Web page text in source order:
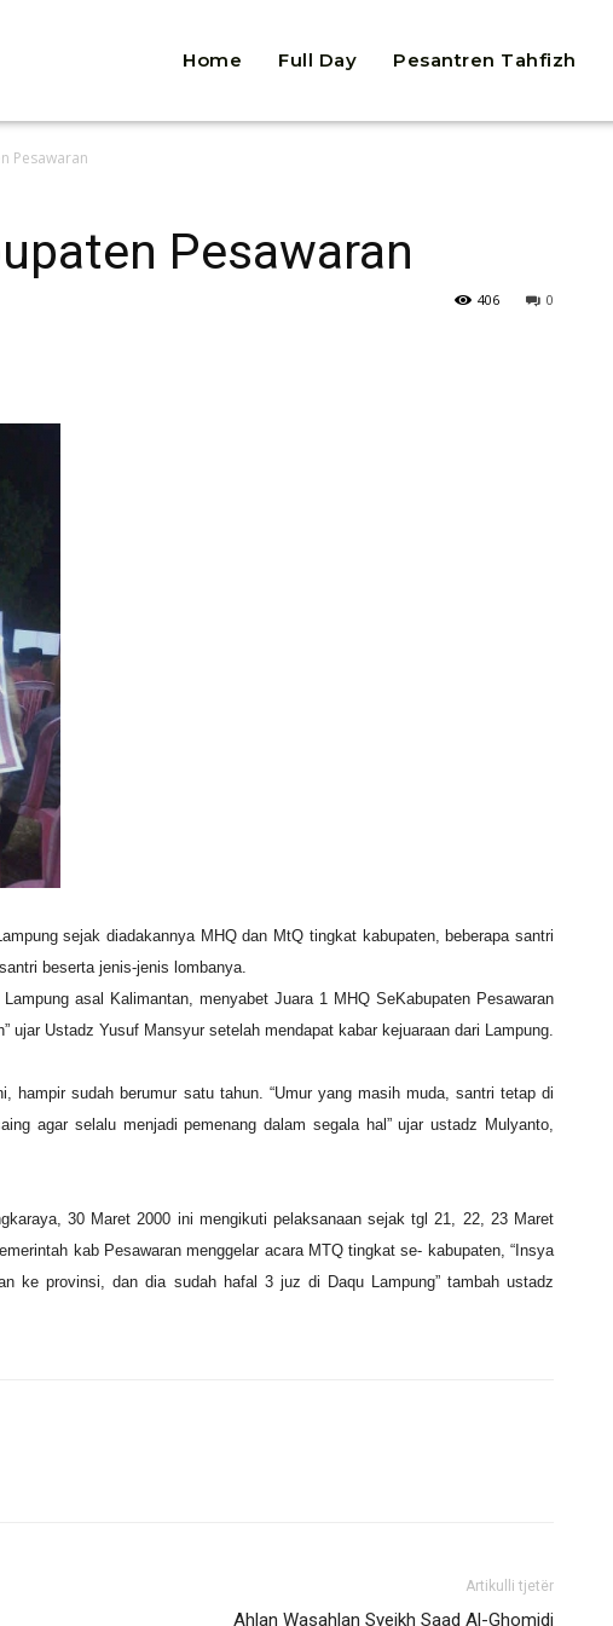
Home Full Day Pesantren Tahfizh
Pesawaran
Pesawaran
0
406
sejak diadakannya MHQ dan MtQ tingkat kabupaten, beberapa santri
beserta jenis-jenis lombanya.
asal Kalimantan, menyabet Juara 1 MHQ SeKabupaten Pesawaran
ujar Ustadz Yusuf Mansyur setelah mendapat kabar kejuaraan dari Lampung.
hampir sudah berumur satu tahun. “Umur yang masih muda, santri tetap di
agar selalu menjadi pemenang dalam segala hal” ujar ustadz Mulyanto,
30 Maret 2000 ini mengikuti pelaksanaan sejak tgl 21, 22, 23 Maret
kab Pesawaran menggelar acara MTQ tingkat se- kabupaten, “Insya
ke provinsi, dan dia sudah hafal 3 juz di Daqu Lampung” tambah ustadz
Artikulli tjetër
Ahlan Wasahlan Syeikh Saad Al-Ghomidi